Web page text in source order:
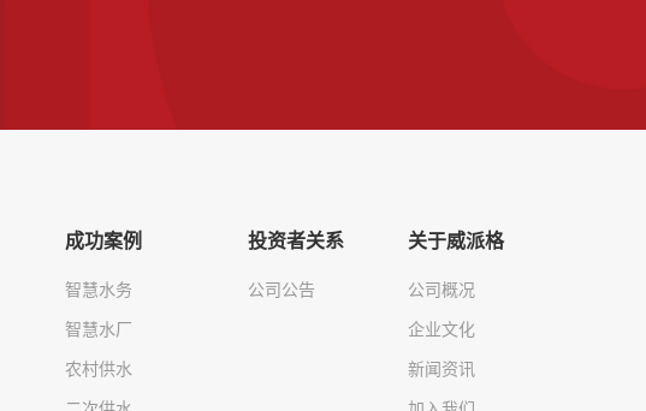
成功案例
智慧水务
智慧水厂
农村供水
投资者关系
公司公告
关于威派格
公司概况
企业文化
新闻资讯